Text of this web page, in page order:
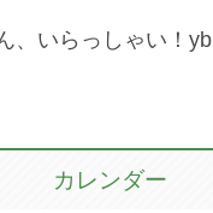
、いらっしゃい！
カレンダー